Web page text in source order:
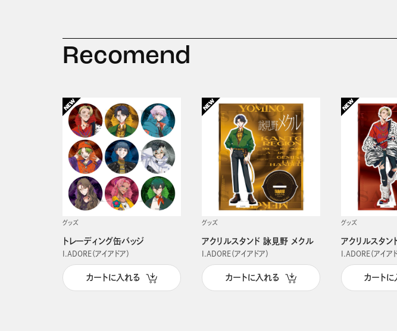
Recomend
グッズ
トレーディング缶バッジ
I.ADORE（アイアドア）
カートに入れる
グッズ
アクリルスタンド 詠見野 メクル
I.ADORE（アイアドア）
カートに入れる
グッズ
アクリルスタ
I.ADORE（アイアド
カートに